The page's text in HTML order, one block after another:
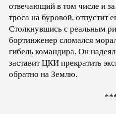
отвечающий в том числе и
троса на буровой, отпустит
Столкнувшись с реальным
бортинженер сломался
гибель командира. Он
заставит ЦКИ прекратить
обратно на Землю.